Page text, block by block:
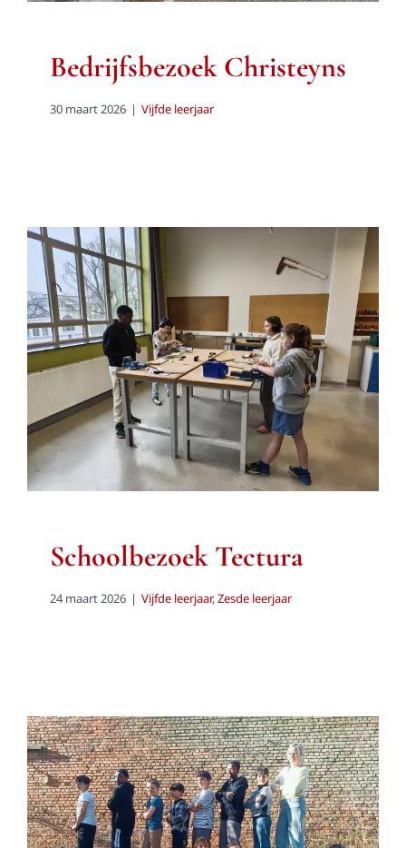
Bedrijfsbezoek Christeyns
30 maart 2026 | Vijfde leerjaar
Schoolbezoek Tectura
Vijfde leerjaar Zesde leerjaar
Schoolbezoek Tectura
24 maart 2026 | Vijfde leerjaar,Zesde leerjaar